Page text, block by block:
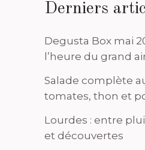
Derniers
Degusta Box mai
l’heure du grand
Salade complète
tomates, thon et
Lourdes : entre
et découvertes